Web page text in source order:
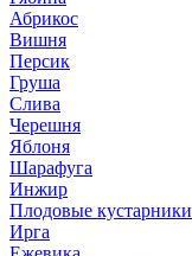
Абрикос
Вишня
Персик
Груша
Слива
Черешня
Яблоня
Шарафуга
Инжир
Плодовые кустарники
Ирга